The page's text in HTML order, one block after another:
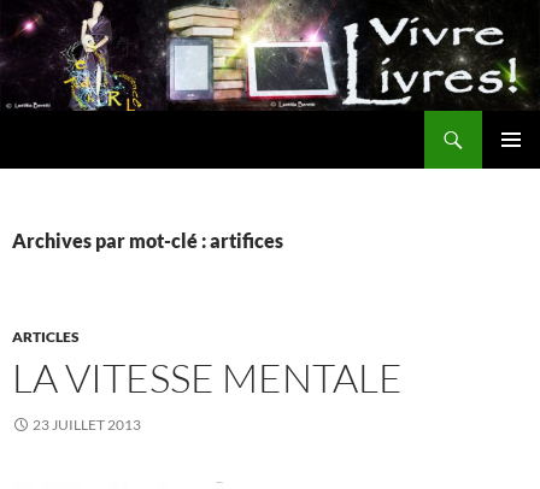
Aller
au
contenu
Archives par mot-clé : artifices
ARTICLES
LA VITESSE MENTALE
23 JUILLET 2013